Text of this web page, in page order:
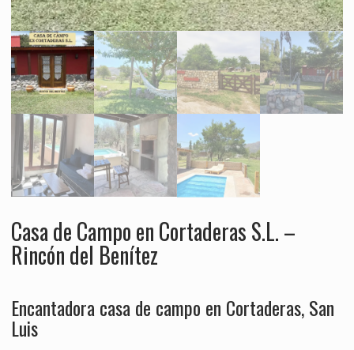
Casa de Campo en Cortaderas S.L. –
Rincón del Benítez
Encantadora casa de campo en Cortaderas, San
Luis